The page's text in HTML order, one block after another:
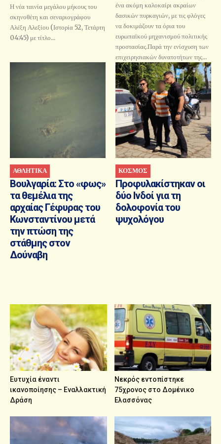
Η νέα ταινία μεγάλου μήκους του
σκηνοθέτη και σεναριογράφου
Αλέξη Αλεξίου (Ιστορία 52, Τετάρτη
04:45) με τίτλο...
ένα ακόμη καλοκαίρι ακραίων
δασικών πυρκαγιών, με τις φλόγες
να δοκιμάζουν τα όρια του
ευρωπαϊκού μηχανισμού πολιτικής
προστασίας.Παρά την ενίσχυση των
επιχειρησιακών δυνατοτήτων της...
ΑΘΛΗΤΙΚΑ
Βουλγαρία: Στο «φως»
τα θεμέλια της
αρχαίας Γέφυρας του
Κωνσταντίνου μετά
την πτώση της
στάθμης στον
Δούναβη
ΚΟΣΜΟΣ
Προφυλακίστηκαν οι
δύο Ινδοί για τη
δολοφονία του
ψυχολόγου
Ευτυχία έναντι
ικανοποίησης – Εναλλακτική
Δράση
Nεκρός εντοπίστηκε
75χρονος στο Δομένικο
Ελασσόνας